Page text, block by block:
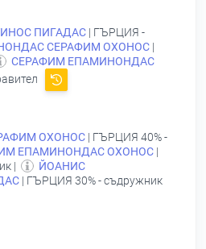
ПИГАДАС | ГЪРЦИЯ -
СЕРАФИМ ОХОНОС |
СЕРАФИМ ЕПАМИНОНДАС
ОХОНОС | ГЪРЦИЯ 40% -
ЕПАМИНОНДАС ОХОНОС |
|
ЙОАНИС
| ГЪРЦИЯ 30% - съдружник